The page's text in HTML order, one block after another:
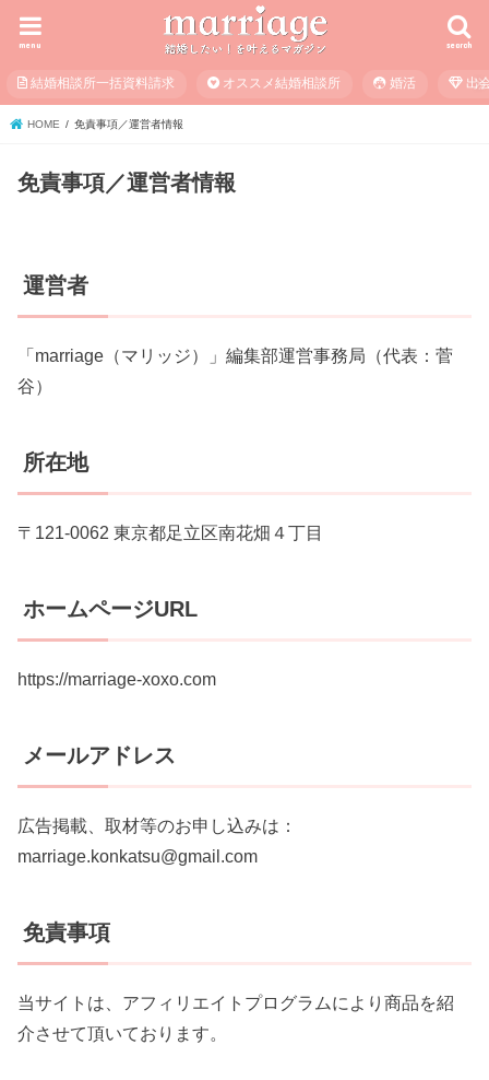
search
menu
結婚相談所一括資料請求 オススメ結婚相談所 婚活 出
HOME 免責事項／運営者情報
免責事項／運営者情報
運営者
「marriage（マリッジ）」編集部運営事務局（代表：菅
谷）
所在地
〒121-0062 東京都足立区南花畑４丁目
ホームページURL
https://marriage-xoxo.com
メールアドレス
広告掲載、取材等のお申し込みは：
marriage.konkatsu@gmail.com
免責事項
当サイトは、アフィリエイトプログラムにより商品を紹
介させて頂いております。